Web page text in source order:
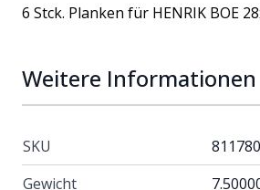
6 Stck. Planken für HENRIK BOE
Weitere Informationen
SKU
Gewicht